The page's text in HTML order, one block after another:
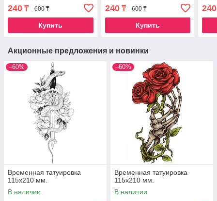
240 ₸ 600 ₸
Купить
240₸ 600 ₸
Купить
240
Акционные предложения и новинки
–60%
Временная татуировка
115х210 мм.
В наличии
–60%
Временная татуировка
115х210 мм.
В наличии